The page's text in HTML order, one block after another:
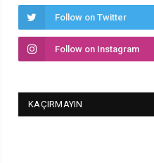
Follow on Twitter
Follow on Instagram
KAÇIRMAYIN